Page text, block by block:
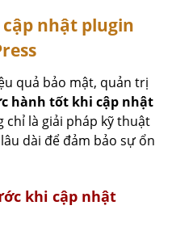
nhật plugin
quả bảo mật, quản trị
hành tốt khi cập nhật
chỉ là giải pháp kỹ thuật
dài để đảm bảo sự ổn
khi cập nhật